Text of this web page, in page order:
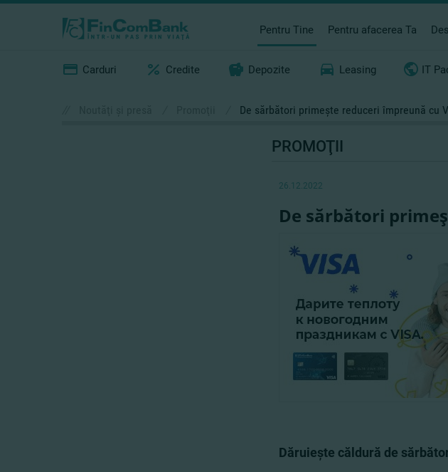
Pentru Tine Pentru afacerea Ta
Carduri Credite Depozite Leasing IT
De sărbători primeşte reduceri împreună cu
PROMOŢII
26.12.2022
De sărbători
Dăruieşte căldură de